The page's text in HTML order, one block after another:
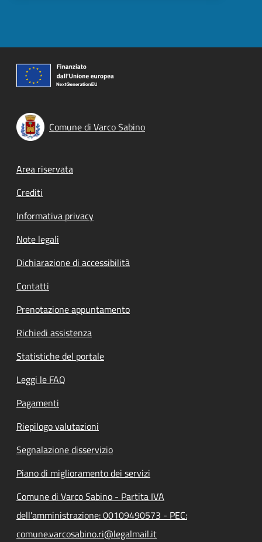
Comune di Varco Sabino
Footer menu
Area riservata
Crediti
Informativa privacy
Note legali
Dichiarazione di accessibilità
Contatti
Prenotazione appuntamento
Richiedi assistenza
Statistiche del portale
Leggi le FAQ
Pagamenti
Riepilogo valutazioni
Segnalazione disservizio
Piano di miglioramento dei servizi
Comune di Varco Sabino - Partita IVA
dell'amministrazione: 00109490573 - PEC:
comune.varcosabino.ri@legalmail.it